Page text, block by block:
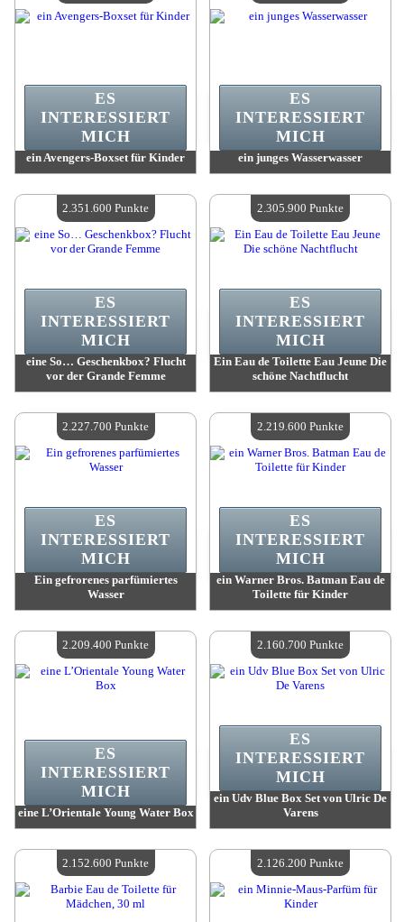
ein Avengers-Boxset für Kinder
Verfügbare Menge:4
ES
INTERESSIERT
MICH
ein junges Wasserwasser
Verfügbare Menge:4
ES
INTERESSIERT
MICH
eine So… Geschenkbox? Flucht
vor der Grande Femme
Verfügbare Menge:4
ES
INTERESSIERT
MICH
2.351.600 Punkte
Ein Eau de Toilette Eau Jeune Die
schöne Nachtflucht
Verfügbare Menge:4
ES
INTERESSIERT
MICH
2.305.900 Punkte
Ein gefrorenes parfümiertes
Wasser
Verfügbare Menge:4
ES
INTERESSIERT
MICH
2.227.700 Punkte
ein Warner Bros. Batman Eau de
Toilette für Kinder
Verfügbare Menge:4
ES
INTERESSIERT
MICH
2.219.600 Punkte
eine L’Orientale Young Water Box
Verfügbare Menge:4
ES
INTERESSIERT
MICH
2.209.400 Punkte
ein Udv Blue Box Set von Ulric De
Varens
Verfügbare Menge:4
ES
INTERESSIERT
MICH
2.160.700 Punkte
2.152.600 Punkte 2.126.200 Punkte